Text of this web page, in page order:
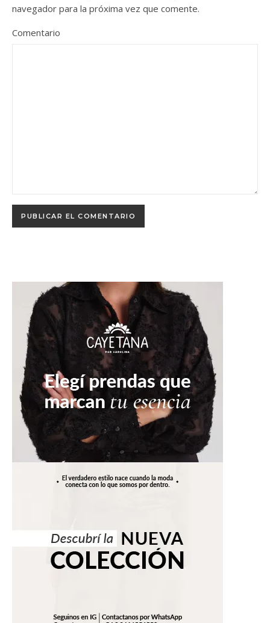
navegador para la próxima vez que comente.
Comentario